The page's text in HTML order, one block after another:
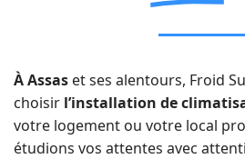
À Assas et ses alentours, Froid
choisir l’installation de
votre logement ou votre local
étudions vos attentes avec